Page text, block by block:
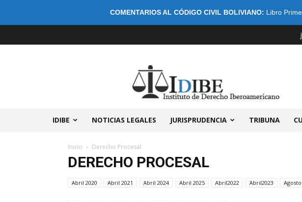
COMENTARIOS AL CÓDIGO CIVIL BOLIVIANO: Libro
IDIBE NOTICIAS LEGALES JURISPRUDENCIA TRIBUNA
Inicio Derecho Procesal
DERECHO PROCESAL
Abril 2020 Abril 2021 Abril 2024 Abril 2025 Abril2022 Abril2023